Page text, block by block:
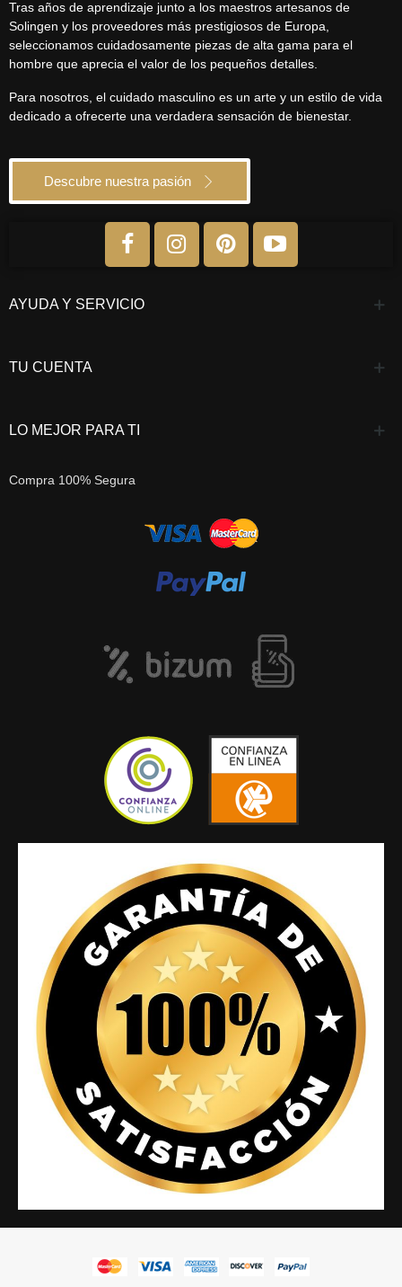
Tras años de aprendizaje junto a los maestros artesanos de
Solingen y los proveedores más prestigiosos de Europa,
seleccionamos cuidadosamente piezas de alta gama para el
hombre que aprecia el valor de los pequeños detalles.
Para nosotros, el cuidado masculino es un arte y un estilo de vida
dedicado a ofrecerte una verdadera sensación de bienestar.
Descubre nuestra pasión
AYUDA Y SERVICIO
TU CUENTA
LO MEJOR PARA TI
Compra 100% Segura